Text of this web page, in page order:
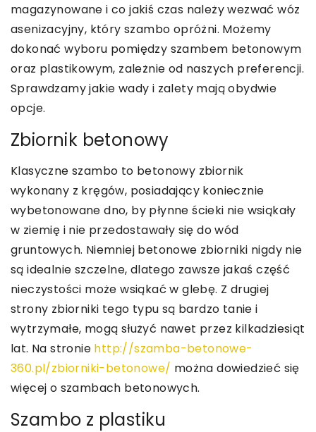
magazynowane i co jakiś czas należy wezwać wóz
asenizacyjny, który szambo opróżni. Możemy
dokonać wyboru pomiędzy szambem betonowym
oraz plastikowym, zależnie od naszych preferencji.
Sprawdzamy jakie wady i zalety mają obydwie
opcje.
Zbiornik betonowy
Klasyczne szambo to betonowy zbiornik
wykonany z kręgów, posiadający koniecznie
wybetonowane dno, by płynne ścieki nie wsiąkały
w ziemię i nie przedostawały się do wód
gruntowych. Niemniej betonowe zbiorniki nigdy nie
są idealnie szczelne, dlatego zawsze jakaś część
nieczystości może wsiąkać w glebę. Z drugiej
strony zbiorniki tego typu są bardzo tanie i
wytrzymałe, mogą służyć nawet przez kilkadziesiąt
lat. Na stronie http://szamba-betonowe-
360.pl/zbiorniki-betonowe/ można dowiedzieć się
więcej o szambach betonowych.
Szambo z plastiku